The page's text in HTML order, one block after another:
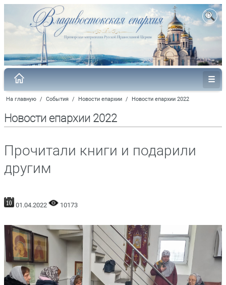
На главную / События / Новости епархии / Новости епархии 2022
Новости епархии 2022
Прочитали книги и подарили
другим
01.04.2022 10173